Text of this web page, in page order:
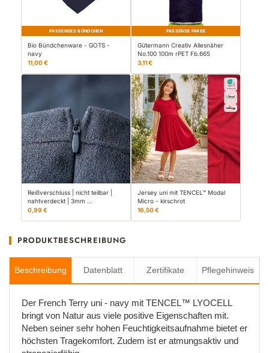
PASSENDES BÜNDCHEN
Bio Bündchenware - GOTS -
navy
11,00 €
PASSENDE FARBE
Gütermann Creativ Allesnäher
No.100 100m rPET Fb.665
3,11 €
Reißverschluss | nicht teilbar |
nahtverdeckt | 3mm …
0,99 €
Jersey uni mit TENCEL™ Modal
Micro - kirschrot
16,50 €
PRODUKTBESCHREIBUNG
Beschreibung Datenblatt Zertifikate Pflegehinweis
Der French Terry uni - navy mit TENCEL™ LYOCELL
bringt von Natur aus viele positive Eigenschaften mit.
Neben seiner sehr hohen Feuchtigkeitsaufnahme bietet er
höchsten Tragekomfort. Zudem ist er atmungsaktiv und